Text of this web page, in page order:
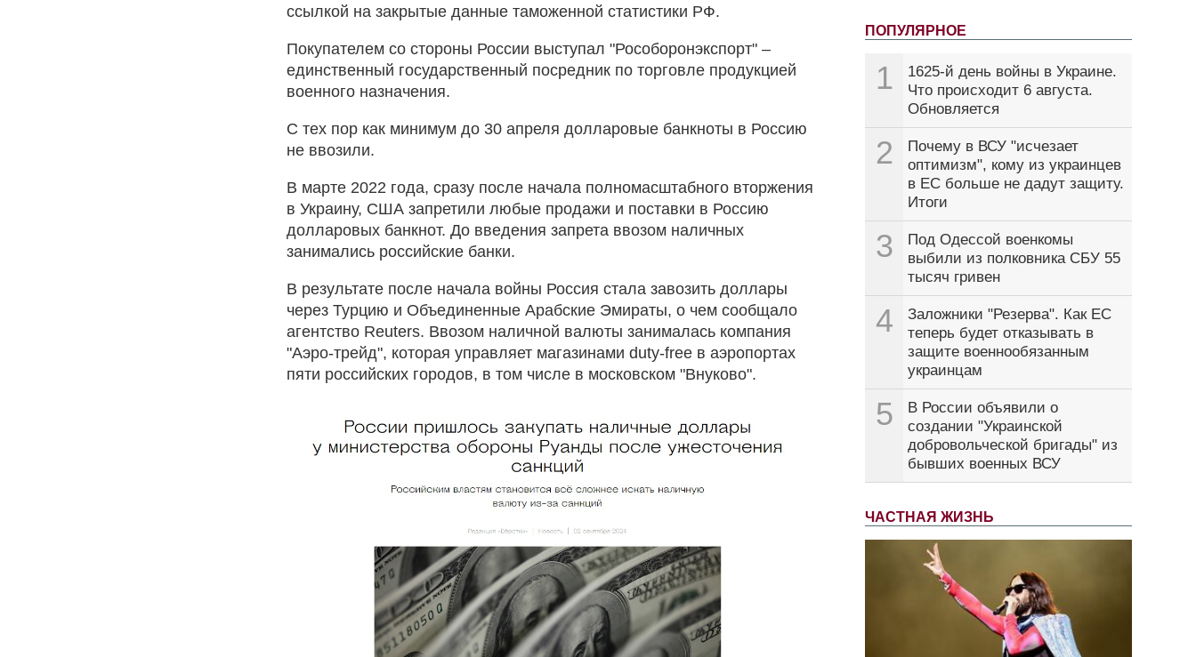
ПОПУЛЯРНОЕ
1
1625-й день войны в Украине.
Что происходит 6 августа.
Обновляется
2
Почему в ВСУ "исчезает
оптимизм", кому из украинцев
в ЕС больше не дадут защиту.
Итоги
3
Под Одессой военкомы
выбили из полковника СБУ 55
тысяч гривен
4
Заложники "Резерва". Как ЕС
теперь будет отказывать в
защите военнообязанным
украинцам
5
В России объявили о
создании "Украинской
добровольческой бригады" из
бывших военных ВСУ
ЧАСТНАЯ ЖИЗНЬ
ссылкой на закрытые данные таможенной статистики РФ.
Покупателем со стороны России выступал "Рособоронэкспорт" –
единственный государственный посредник по торговле продукцией
военного назначения.
С тех пор как минимум до 30 апреля долларовые банкноты в Россию
не ввозили.
В марте 2022 года, сразу после начала полномасштабного вторжения
в Украину, США запретили любые продажи и поставки в Россию
долларовых банкнот. До введения запрета ввозом наличных
занимались российские банки.
В результате после начала войны Россия стала завозить доллары
через Турцию и Объединенные Арабские Эмираты, о чем сообщало
агентство Reuters. Ввозом наличной валюты занималась компания
"Аэро-трейд", которая управляет магазинами duty-free в аэропортах
пяти российских городов, в том числе в московском "Внуково".